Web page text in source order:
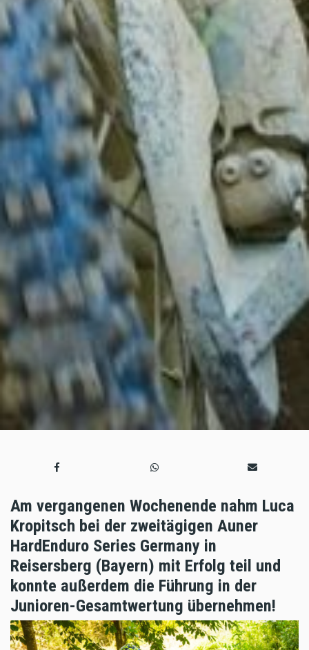
Am vergangenen Wochenende nahm Luca
Kropitsch bei der zweitägigen Auner
HardEnduro Series Germany in
Reisersberg (Bayern) mit Erfolg teil und
konnte außerdem die Führung in der
Junioren-Gesamtwertung übernehmen!